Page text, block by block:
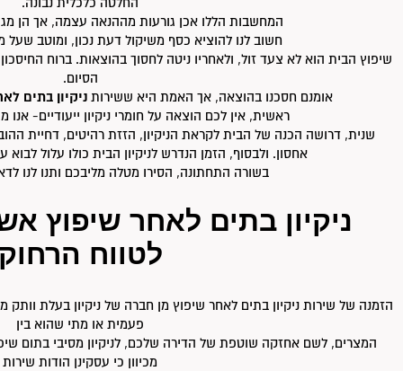
המחשבות הללו אכן גורעות מההנאה עצמה, אך הן
חשוב לנו להוציא כסף משיקול דעת נכון, ומוטב שעל
שיפוץ הבית הוא לא צעד זול, ולאחריו ניטה לחסוך בהוצאות. ברוח
הסיום.
אומנם חסכנו בהוצאה, אך האמת היא ששירות ניקיון בתים
ראשית, אין לכם הוצאה על חומרי ניקיון ייעודיים-
שנית, דרושה הכנה של הבית לקראת הניקיון, הזזת רהיטים, דחיית
אחסון. ולבסוף, הזמן הנדרש לניקיון הבית כולו עלול
בשורה התחתונה, הסירו מטלה מליבכם ותנו לנו
ניקיון בתים לאחר שיפוץ
לטווח
הזמנה של שירות ניקיון בתים לאחר שיפוץ מן חברה של ניקיון בעלת
פעמית או מתי שהוא בין
המצרים, לשם אחזקה שוטפת של הדירה שלכם, לניקיון מסיבי בתום
מכיוון כי עסקינן הודות שירות